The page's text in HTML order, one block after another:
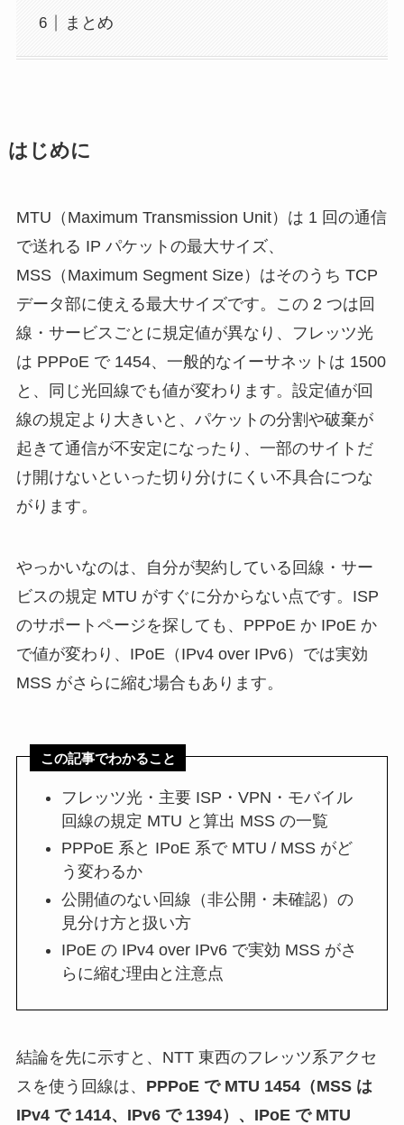
まとめ
はじめに
MTU（Maximum Transmission Unit）は 1 回の通信
で送れる IP パケットの最大サイズ、
MSS（Maximum Segment Size）はそのうち TCP
データ部に使える最大サイズです。この 2 つは回
線・サービスごとに規定値が異なり、フレッツ光
は PPPoE で 1454、一般的なイーサネットは 1500
と、同じ光回線でも値が変わります。設定値が回
線の規定より大きいと、パケットの分割や破棄が
起きて通信が不安定になったり、一部のサイトだ
け開けないといった切り分けにくい不具合につな
がります。
やっかいなのは、自分が契約している回線・サー
ビスの規定 MTU がすぐに分からない点です。ISP
のサポートページを探しても、PPPoE か IPoE か
で値が変わり、IPoE（IPv4 over IPv6）では実効
MSS がさらに縮む場合もあります。
この記事でわかること
フレッツ光・主要 ISP・VPN・モバイル
回線の規定 MTU と算出 MSS の一覧
PPPoE 系と IPoE 系で MTU / MSS がど
う変わるか
公開値のない回線（非公開・未確認）の
見分け方と扱い方
IPoE の IPv4 over IPv6 で実効 MSS がさ
らに縮む理由と注意点
結論を先に示すと、NTT 東西のフレッツ系アクセ
スを使う回線は、 PPPoE で MTU 1454（MSS は
IPv4 で 1414、IPv6 で 1394）、IPoE で MTU